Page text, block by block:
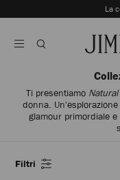
Al
La
automatica
Ti presentiamo
donna.
glamour primordiale
Filtri